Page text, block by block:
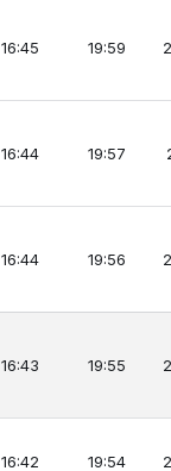
16:45 19:59
16:44 19:57
16:44 19:56
16:43 19:55
16:42 19:54